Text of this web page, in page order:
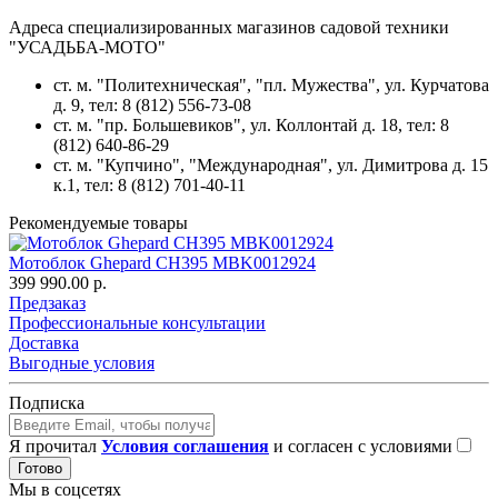
Адреса специализированных магазинов садовой техники
"УСАДЬБА-МОТО"
ст. м. "Политехническая", "пл. Мужества", ул. Курчатова
д. 9, тел: 8 (812) 556-73-08
ст. м. "пр. Большевиков", ул. Коллонтай д. 18, тел: 8
(812) 640-86-29
ст. м. "Купчино", "Международная", ул. Димитрова д. 15
к.1 , тел: 8 (812) 701-40-11
Рекомендуемые товары
Мотоблок Ghepard CH395 MBK0012924
399 990.00 р.
Предзаказ
Профессиональные консультации
Доставка
Выгодные условия
Подписка
Я прочитал Условия соглашения и согласен с условиями
Готово
Мы в соцсетях